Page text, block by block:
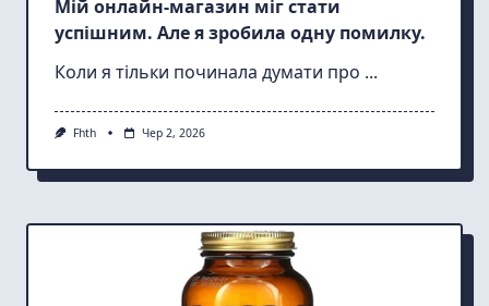
Мій онлайн-магазин міг стати
успішним. Але я зробила одну помилку.
Коли я тільки починала думати про ...
Fhth Чер 2, 2026